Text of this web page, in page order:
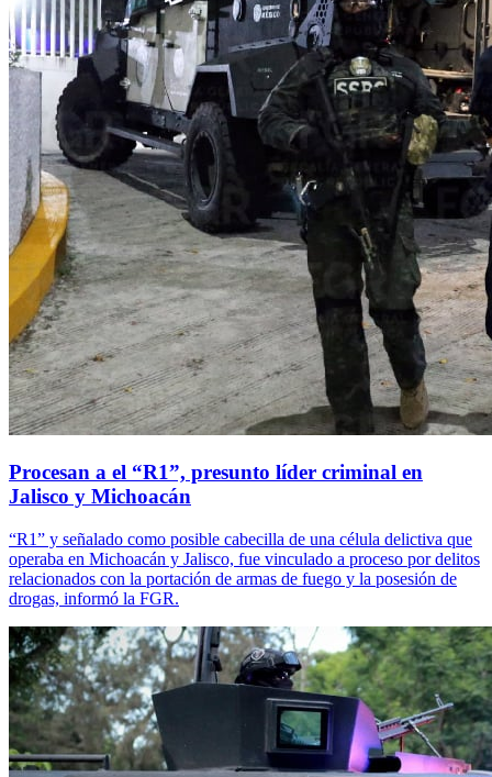
Procesan a el “R1”, presunto líder criminal en
Jalisco y Michoacán
“R1” y señalado como posible cabecilla de una célula delictiva que
operaba en Michoacán y Jalisco, fue vinculado a proceso por delitos
relacionados con la portación de armas de fuego y la posesión de
drogas, informó la FGR.